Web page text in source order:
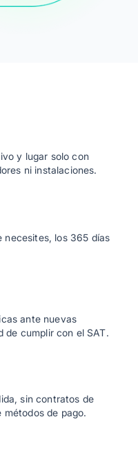
y lugar solo con
ni instalaciones.
necesites, los 365 días
ante nuevas
de cumplir con el SAT.
sin contratos de
métodos de pago.